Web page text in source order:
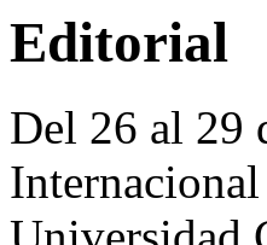
Editorial
Del 26 al 29